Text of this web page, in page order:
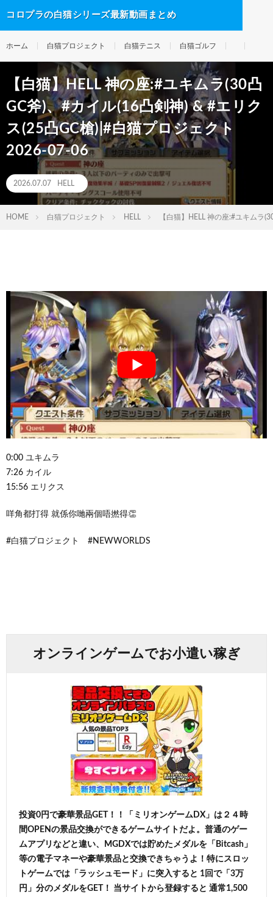
コロプラの白猫シリーズ最新動画まとめ
ホーム 白猫プロジェクト 白猫テニス 白猫ゴルフ
【白猫】HELL 神の座:#ユキムラ(30凸
GC斧)、#カイル(16凸剣神) & #エリク
ス(25凸GC槍)|#白猫プロジェクト
2026-07-06
2026.07.07 HELL
HOME 白猫プロジェクト HELL 【白猫】HELL 神の座:#ユキムラ
0:00 ユキムラ
7:26 カイル
15:56 エリクス
咩角都打得 就係你哋兩個唔撚得👏
#白猫プロジェクト #NEWWORLDS
オンラインゲームでお小遣い稼ぎ
投資0円で豪華景品GET！！「ミリオンゲームDX」は２４時
間OPENの景品交換ができるゲームサイトだよ。普通のゲー
ムアプリなどと違い、MGDXでは貯めたメダルを「Bitcash」
等の電子マネーや豪華景品と交換できちゃうよ！特にスロッ
トゲームでは「ラッシュモード」に突入すると 1回で「3万
円」分のメダルをGET！ 当サイトから登録すると 通常1,500